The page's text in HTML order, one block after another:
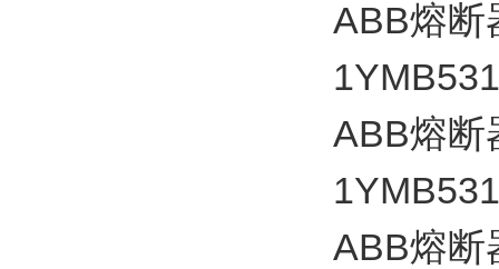
ABB熔断
ABB熔断
ABB熔断